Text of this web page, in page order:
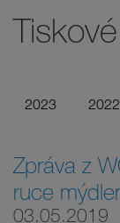
2023 2022
Zpráva z
ruce
03.05.2019